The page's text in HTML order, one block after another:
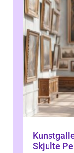
Skjulte